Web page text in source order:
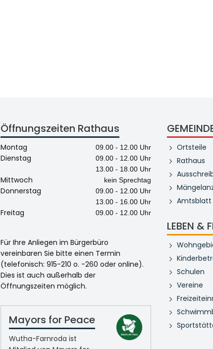
Öffnungszeiten Rathaus
Montag 09.00 - 12.00 Uhr
Dienstag
09.00 - 12.00 Uhr
13.00 - 18.00 Uhr
Mittwoch kein Sprechtag
Donnerstag
09.00 - 12.00 Uhr
13.00 - 16.00 Uhr
Freitag 09.00 - 12.00 Uhr
Für Ihre Anliegen im Bürgerbüro
vereinbaren Sie bitte einen Termin
(telefonisch: 915-210 o. -260 oder online).
Dies ist auch außerhalb der
Öffnungszeiten möglich.
Mayors for Peace
Wutha-Farnroda ist
Ortsteile
Rathaus
Amtsblatt
LEBEN &
Schulen
Vereine